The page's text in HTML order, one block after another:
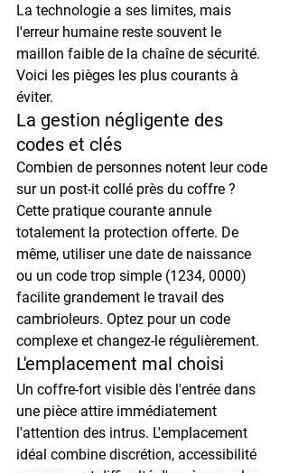
La technologie a ses limites, mais
l'erreur humaine reste souvent le
maillon faible de la chaîne de sécurité.
Voici les pièges les plus courants à
éviter.
La gestion négligente des
codes et clés
Combien de personnes notent leur code
sur un post-it collé près du coffre ?
Cette pratique courante annule
totalement la protection offerte. De
même, utiliser une date de naissance
ou un code trop simple (1234, 0000)
facilite grandement le travail des
cambrioleurs. Optez pour un code
complexe et changez-le régulièrement.
L'emplacement mal choisi
Un coffre-fort visible dès l'entrée dans
une pièce attire immédiatement
l'attention des intrus. L'emplacement
idéal combine discrétion, accessibilité